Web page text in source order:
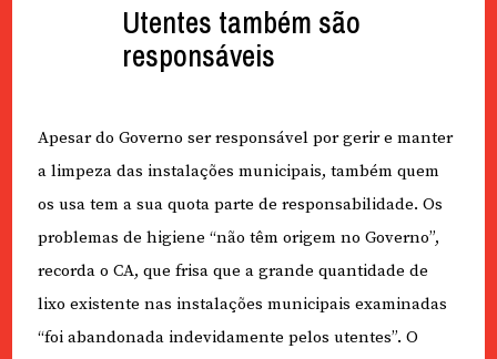
Utentes também são
responsáveis
Apesar do Governo ser responsável por gerir e manter
a limpeza das instalações municipais, também quem
os usa tem a sua quota parte de responsabilidade. Os
problemas de higiene “não têm origem no Governo”,
recorda o CA, que frisa que a grande quantidade de
lixo existente nas instalações municipais examinadas
“foi abandonada indevidamente pelos utentes”. O